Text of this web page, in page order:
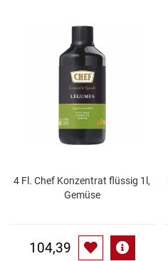
Zucker / Süßstoffe
4 Fl. Chef Konzentrat flüssig 1l,
Gemüse
104,39